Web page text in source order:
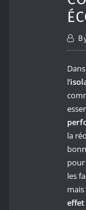
l’
la
les
effet